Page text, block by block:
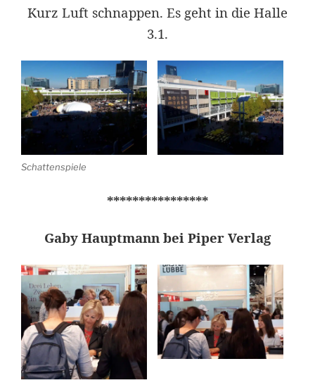
Kurz Luft schnappen. Es geht in die Halle
3.1.
Schattenspiele
****************
Gaby Hauptmann bei Piper Verlag